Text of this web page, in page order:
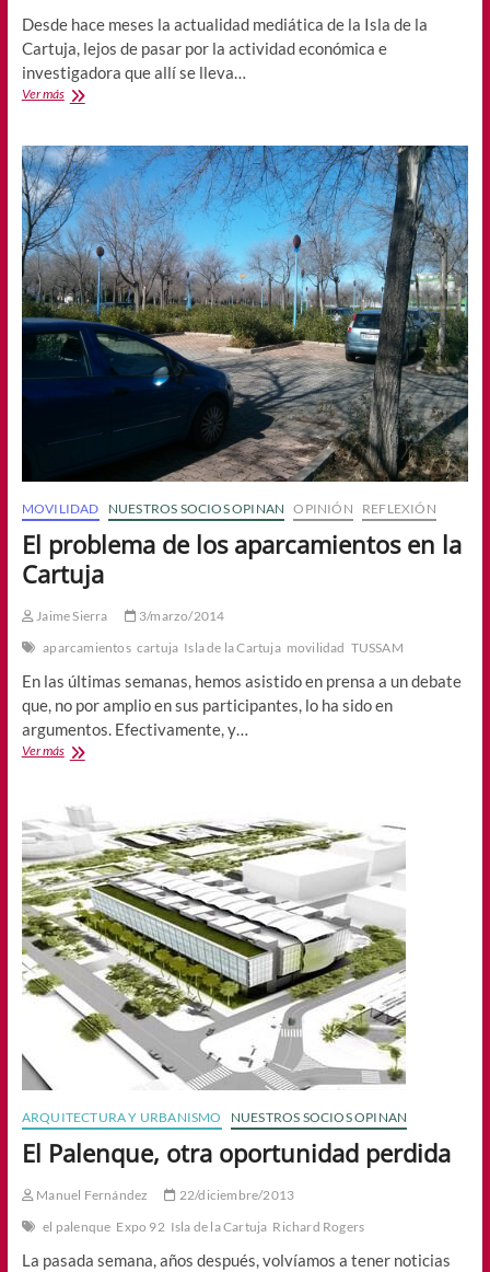
Desde hace meses la actualidad mediática de la Isla de la
Cartuja, lejos de pasar por la actividad económica e
investigadora que allí se lleva…
Ver más¿Puede
la
movilidad
en
la
Cartuja?
MOVILIDAD NUESTROS SOCIOS OPINAN OPINIÓN REFLEXIÓN
El problema de los aparcamientos en la
Cartuja
Jaime Sierra
3/marzo/2014
aparcamientos cartuja Isla de la Cartuja movilidad TUSSAM
En las últimas semanas, hemos asistido en prensa a un debate
que, no por amplio en sus participantes, lo ha sido en
argumentos. Efectivamente, y…
Ver másEl
los
aparcamientos
en
la
Cartuja
ARQUITECTURA Y URBANISMO NUESTROS SOCIOS OPINAN
El Palenque, otra oportunidad perdida
Manuel Fernández
22/diciembre/2013
el palenque Expo 92 Isla de la Cartuja Richard Rogers
La pasada semana, años después, volvíamos a tener noticias